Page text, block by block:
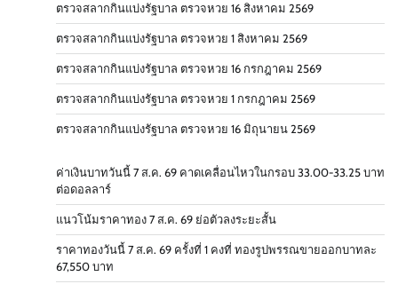
ตรวจสลากกินแบ่งรัฐบาล ตรวจหวย 16 สิงหาคม 2569
ตรวจสลากกินแบ่งรัฐบาล ตรวจหวย 1 สิงหาคม 2569
ตรวจสลากกินแบ่งรัฐบาล ตรวจหวย 16 กรกฎาคม 2569
ตรวจสลากกินแบ่งรัฐบาล ตรวจหวย 1 กรกฎาคม 2569
ตรวจสลากกินแบ่งรัฐบาล ตรวจหวย 16 มิถุนายน 2569
ค่าเงินบาทวันนี้ 7 ส.ค. 69 คาดเคลื่อนไหวในกรอบ 33.00-33.25 บาท
ต่อดอลลาร์
แนวโน้มราคาทอง 7 ส.ค. 69 ย่อตัวลงระยะสั้น
ราคาทองวันนี้ 7 ส.ค. 69 ครั้งที่ 1 คงที่ ทองรูปพรรณขายออกบาทละ
67,550 บาท